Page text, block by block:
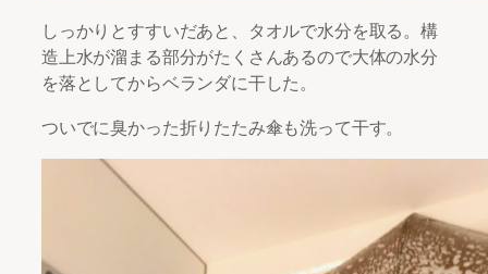
しっかりとすすいだあと、タオルで水分を取る。構
造上水が溜まる部分がたくさんあるので大体の水分
を落としてからベランダに干した。
ついでに臭かった折りたたみ傘も洗って干す。